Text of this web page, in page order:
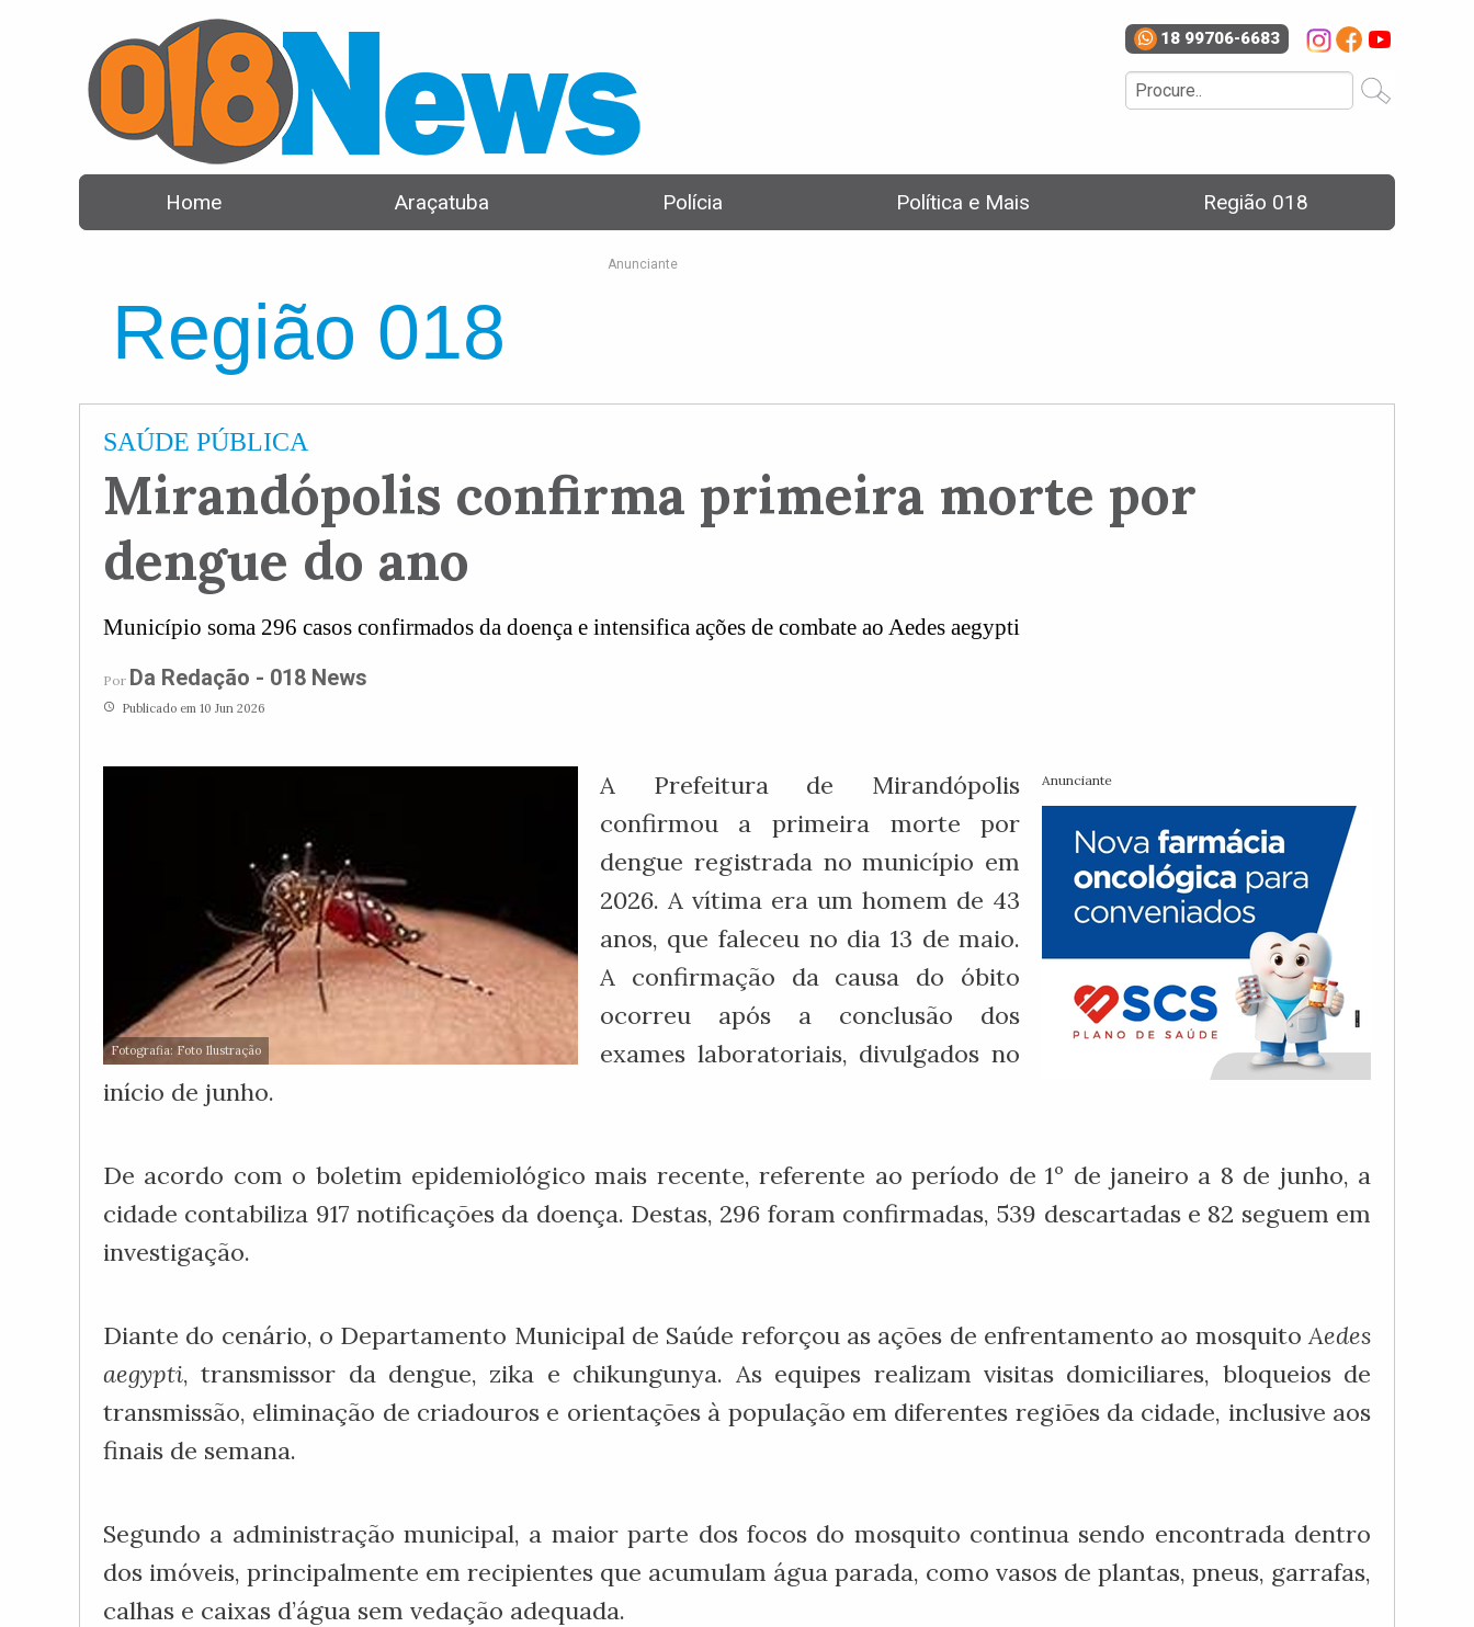
18 99706-6683
Home Araçatuba Polícia Política e Mais Região 018
Região 018
Anunciante
SAÚDE PÚBLICA
Mirandópolis confirma primeira morte por
dengue do ano
Município soma 296 casos confirmados da doença e intensifica ações de combate ao Aedes aegypti
Por Da Redação - 018 News
access_time Publicado em 10 Jun 2026
Fotografia: Foto Ilustração
Anunciante
A Prefeitura de Mirandópolis
confirmou a primeira morte por
dengue registrada no município em
2026. A vítima era um homem de 43
anos, que faleceu no dia 13 de maio.
A confirmação da causa do óbito
ocorreu após a conclusão dos
exames laboratoriais, divulgados no
início de junho.
De acordo com o boletim epidemiológico mais recente, referente ao período de 1º de janeiro a 8 de junho, a
cidade contabiliza 917 notificações da doença. Destas, 296 foram confirmadas, 539 descartadas e 82 seguem em
investigação.
Diante do cenário, o Departamento Municipal de Saúde reforçou as ações de enfrentamento ao mosquitoAedes
aegypti, transmissor da dengue, zika e chikungunya. As equipes realizam visitas domiciliares, bloqueios de
transmissão, eliminação de criadouros e orientações à população em diferentes regiões da cidade, inclusive aos
finais de semana.
Segundo a administração municipal, a maior parte dos focos do mosquito continua sendo encontrada dentro
dos imóveis, principalmente em recipientes que acumulam água parada, como vasos de plantas, pneus, garrafas,
calhas e caixas d’água sem vedação adequada.